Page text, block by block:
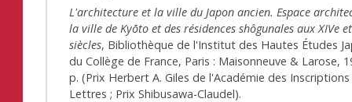
L'architecture et la ville du Japon ancien. Espace
la ville de Kyōto et des résidences shôgunales aux XIVe
siècles, Bibliothèque de l'Institut des Hautes Études
du Collège de France, Paris : Maisonneuve & Larose,
p. (Prix Herbert A. Giles de l'Académie des
Lettres ; Prix Shibusawa-Claudel).